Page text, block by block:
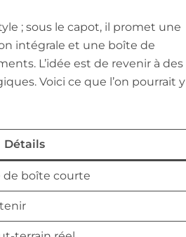
; sous le capot, il promet une
intégrale et une boîte de
L’idée est de revenir à des
Voici ce que l’on pourrait y
Détails
de boîte courte